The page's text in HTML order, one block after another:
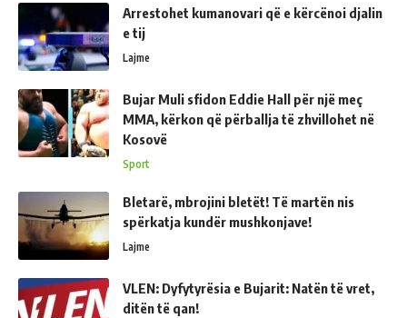
Arrestohet kumanovari që e kërcënoi djalin
e tij
Lajme
Bujar Muli sfidon Eddie Hall për një meç
MMA, kërkon që përballja të zhvillohet në
Kosovë
Sport
Bletarë, mbrojini bletët! Të martën nis
spërkatja kundër mushkonjave!
Lajme
VLEN: Dyfytyrësia e Bujarit: Natën të vret,
ditën të qan!